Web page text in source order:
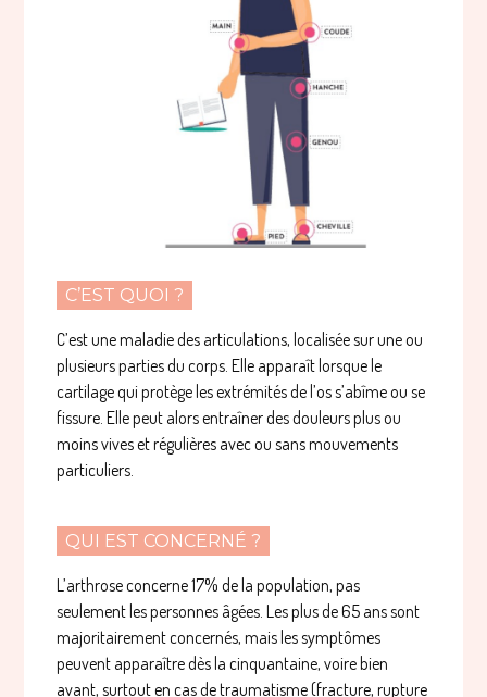
C’EST QUOI ?
C’est une maladie des articulations, localisée sur une ou
plusieurs parties du corps. Elle apparaît lorsque le
cartilage qui protège les extrémités de l’os s’abîme ou se
fissure. Elle peut alors entraîner des douleurs plus ou
moins vives et régulières avec ou sans mouvements
particuliers.
QUI EST CONCERNÉ ?
L’arthrose concerne 17% de la population, pas
seulement les personnes âgées. Les plus de 65 ans sont
majoritairement concernés, mais les symptômes
peuvent apparaître dès la cinquantaine, voire bien
avant, surtout en cas de traumatisme (fracture, rupture